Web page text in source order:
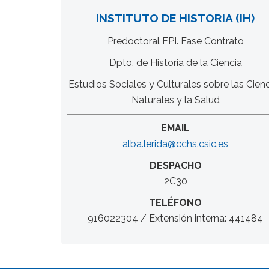
INSTITUTO DE HISTORIA (IH)
Predoctoral FPI. Fase Contrato
Dpto. de Historia de la Ciencia
Estudios Sociales y Culturales sobre las
Naturales y la Salud
EMAIL
alba.lerida@cchs.csic.es
DESPACHO
2C30
TELÉFONO
916022304 / Extensión interna: 441484